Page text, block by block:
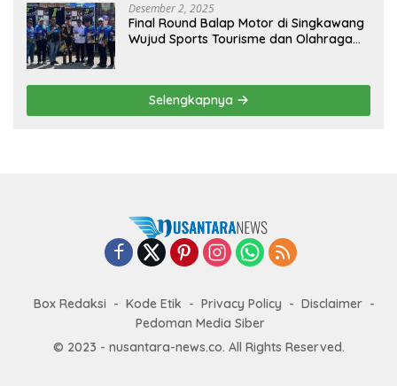
Desember 2, 2025
Final Round Balap Motor di Singkawang
Wujud Sports Tourisme dan Olahraga
Selengkapnya
Box Redaksi Kode Etik Privacy Policy
Disclaimer
Pedoman Media Siber
© 2023 - nusantara-news.co. All Rights Reserved.